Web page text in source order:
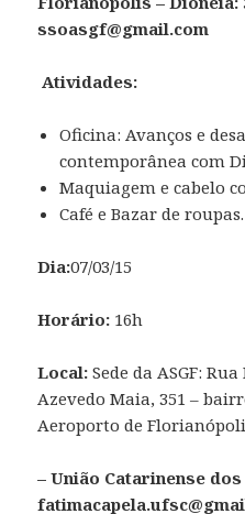
ssoasgf@gmail.com
Atividades:
Oficina: Avanços e
contemporânea com
Maquiagem e cabelo
Café e Bazar de roupas.
Dia:07/03/15
Horário: 16h
Local: Sede da ASGF:
Azevedo Maia, 351 –
Aeroporto de
– União Catarinense